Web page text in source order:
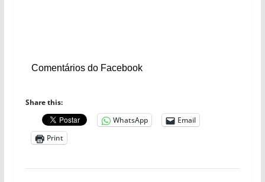
Comentários do Facebook
Share this:
WhatsApp
Email
Print